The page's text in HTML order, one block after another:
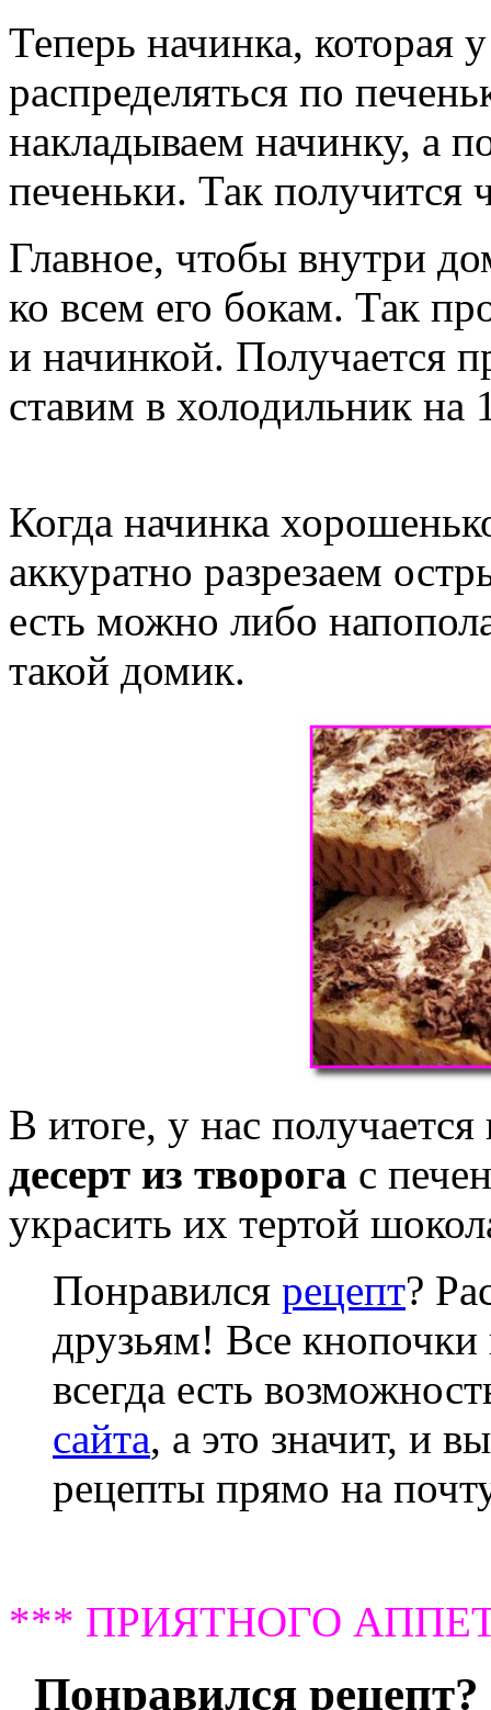
Теперь начинка, которая
распределяться по
накладываем начинку, а
печеньки. Так получится
Главное, чтобы внутри
ко всем его бокам. Так
и начинкой. Получается
ставим в холодильник на
Когда начинка
аккуратно разрезаем
есть можно либо
такой домик.
В итоге, у нас
десерт из творога с
украсить их тертой
Понравился рецепт?
друзьям! Все кнопочки
всегда есть
сайта, а это значит, и
рецепты прямо на
*** ПРИЯТНОГО
Понравился